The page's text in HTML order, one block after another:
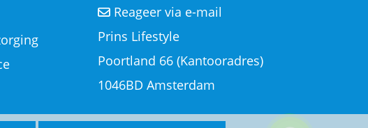
Reageer via e-mail
Prins Lifestyle
Poortland 66 (Kantooradres)
1046BD Amsterdam